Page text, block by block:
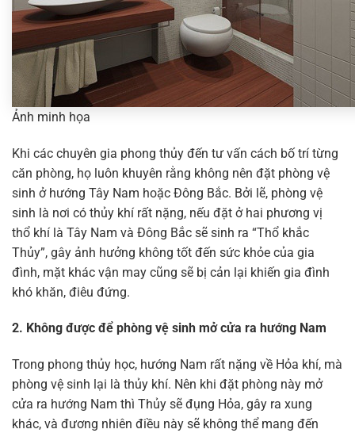
Ảnh minh họa
Khi các chuyên gia phong thủy đến tư vấn cách bố trí từng
căn phòng, họ luôn khuyên rằng không nên đặt phòng vệ
sinh ở hướng Tây Nam hoặc Đông Bắc. Bởi lẽ, phòng vệ
sinh là nơi có thủy khí rất nặng, nếu đặt ở hai phương vị
thổ khí là Tây Nam và Đông Bắc sẽ sinh ra “Thổ khắc
Thủy”, gây ảnh hưởng không tốt đến sức khỏe của gia
đình, mặt khác vận may cũng sẽ bị cản lại khiến gia đình
khó khăn, điêu đứng.
2. Không được để phòng vệ sinh mở cửa ra hướng Nam
Trong phong thủy học, hướng Nam rất nặng về Hỏa khí, mà
phòng vệ sinh lại là thủy khí. Nên khi đặt phòng này mở
cửa ra hướng Nam thì Thủy sẽ đụng Hỏa, gây ra xung
khác, và đương nhiên điều này sẽ không thể mang đến